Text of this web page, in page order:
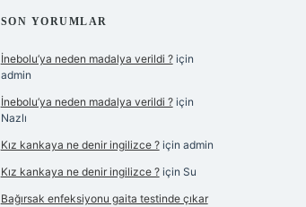
SON YORUMLAR
İnebolu’ya neden madalya verildi ?için
admin
İnebolu’ya neden madalya verildi ?için
Nazlı
Kız kankaya ne denir ingilizce ?için admin
Kız kankaya ne denir ingilizce ?için Su
Bağırsak enfeksiyonu gaita testinde çıkar